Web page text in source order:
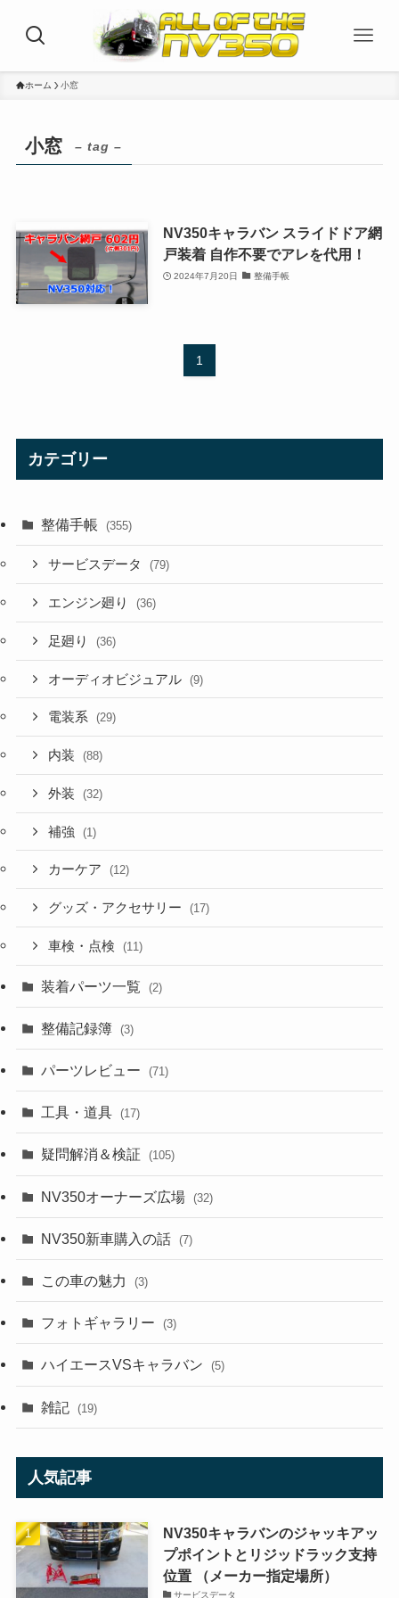
ホーム 小窓
小窓 – tag –
NV350キャラバン スライドドア網
戸装着 自作不要でアレを代用！
2024年7月20日 整備手帳
1
カテゴリー
整備手帳 (355)
サービスデータ (79)
エンジン廻り (36)
足廻り (36)
オーディオビジュアル (9)
電装系 (29)
内装 (88)
外装 (32)
補強 (1)
カーケア (12)
グッズ・アクセサリー (17)
車検・点検 (11)
装着パーツ一覧 (2)
整備記録簿 (3)
パーツレビュー (71)
工具・道具 (17)
疑問解消＆検証 (105)
NV350オーナーズ広場 (32)
NV350新車購入の話 (7)
この車の魅力 (3)
フォトギャラリー (3)
ハイエースVSキャラバン (5)
雑記 (19)
人気記事
NV350キャラバンのジャッキアッ
プポイントとリジッドラック支持
位置 （メーカー指定場所）
サービスデータ